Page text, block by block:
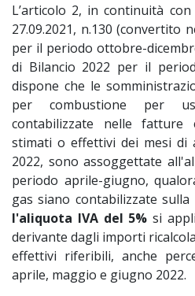
L’articolo 2, in continuità
27.09.2021, n.130 (convertito
per il periodo ottobre-
di Bilancio 2022 per il
dispone che le
per combustione per
contabilizzate nelle fatture
stimati o effettivi dei mesi di
2022, sono assoggettate
periodo aprile-giugno,
gas siano contabilizzate
l'aliquota IVA del 5% si
derivante dagli importi
effettivi riferibili, anche
aprile, maggio e giugno 2022.